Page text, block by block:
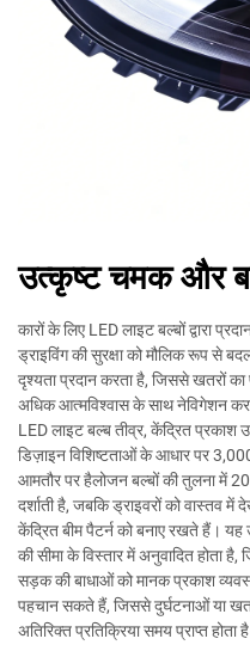
उत्कृष्ट चमक और
कारों के लिए LED लाइट बल्बों द्वारा
ड्राइविंग की सुरक्षा को मौलिक रूप से
दृश्यता प्रदान करता है, जिससे खतरों का
अधिक आत्मविश्वास के साथ नेविगेशन
LED लाइट बल्ब तीव्र, केंद्रित
डिज़ाइन विशिष्टताओं के आधार पर
आमतौर पर हैलोजन बल्बों की तुलना में
दर्शाती है, जबकि ड्राइवरों को वास्तव
केंद्रित बीम पैटर्न को बनाए रखते हैं।
की सीमा के विस्तार में अनुवादित होता
सड़क की बाधाओं को मानक प्रकाश
पहचान सकते हैं, जिससे दुर्घटनाओं या
अतिरिक्त प्रतिक्रिया समय प्राप्त